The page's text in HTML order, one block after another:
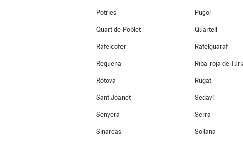
Potries Puçol
Quart de Poblet Quartell
Rafelcofer Rafelguaraf
Requena Riba-roja de
Rótova Rugat
Sant Joanet Sedaví
Senyera Serra
Sinarcas Sollana